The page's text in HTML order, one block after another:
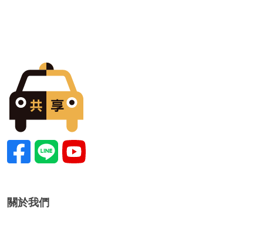
關於我們